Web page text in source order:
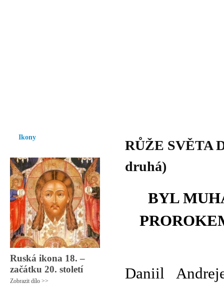
Ikony
Ruská ikona 18. –
začátku 20. století
Zobrazit dílo >>
RŮŽE SVĚTA
druhá)
BYL
Daniil